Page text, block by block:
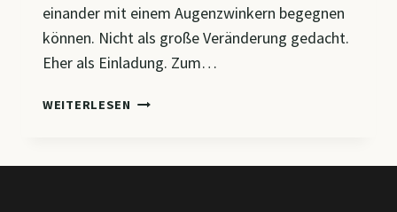
einander mit einem Augenzwinkern begegnen
können. Nicht als große Veränderung gedacht.
Eher als Einladung. Zum…
WEITERLESEN DER